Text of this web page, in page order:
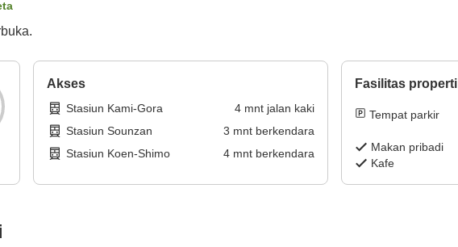
Akses
Stasiun Kami-Gora 4mnt jalan kaki
Stasiun Sounzan
3 mnt berkendara
Stasiun Koen-Shimo
4mnt berkendara
Fasilitas properti
Tempat parkir
Makan pribadi
Kafe